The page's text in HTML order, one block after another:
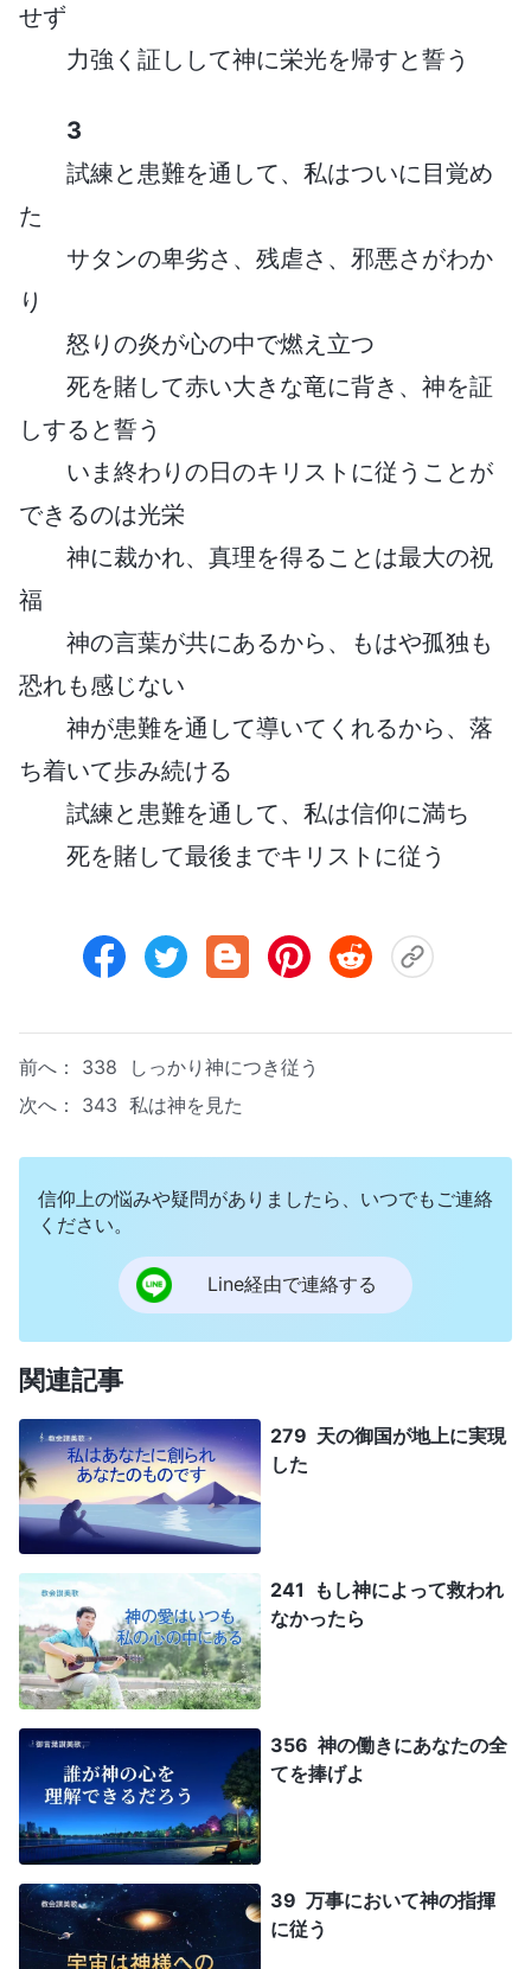
せず
力強く証しして神に栄光を帰すと誓う
3
試練と患難を通して、私はついに目覚め
た
サタンの卑劣さ、残虐さ、邪悪さがわか
り
怒りの炎が心の中で燃え立つ
死を賭して赤い大きな竜に背き、神を証
しすると誓う
いま終わりの日のキリストに従うことが
できるのは光栄
神に裁かれ、真理を得ることは最大の祝
福
神の言葉が共にあるから、もはや孤独も
恐れも感じない
神が患難を通して導いてくれるから、落
ち着いて歩み続ける
試練と患難を通して、私は信仰に満ち
死を賭して最後までキリストに従う
前へ： 338 しっかり神につき従う
次へ： 343 私は神を見た
信仰上の悩みや疑問がありましたら、いつでもご連絡
ください。
Line経由で連絡する
関連記事
279 天の御国が地上に実現
した
241 もし神によって救われ
なかったら
356 神の働きにあなたの全
てを捧げよ
39 万事において神の指揮
に従う